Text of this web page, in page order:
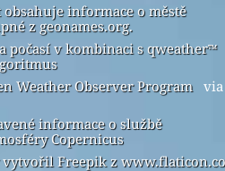
informace o městě
z geonames.org.
počasí v kombinaci s qweather™
Weather Observer Program
via
informace o službě
Copernicus
Freepik z